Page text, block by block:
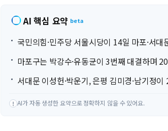
AI 핵심 요약 beta
국민의힘·민주당 서울시당이 14일 마포·서대
마포구는 박강수·유동균이 3번째 대결하며
서대문 이성헌·박운기, 은평 김미경·남기정
! AI가 자동 생성한 요약으로 정확하지 않을 수 있어요.